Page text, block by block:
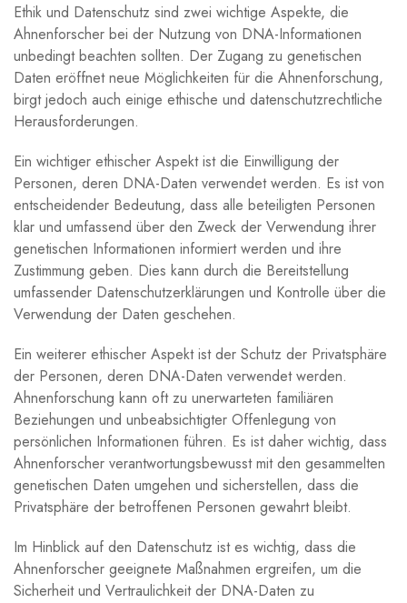
Ethik und Datenschutz sind zwei wichtige Aspekte, die
Ahnenforscher bei der Nutzung von DNA-Informationen
unbedingt beachten sollten. Der Zugang zu genetischen
Daten eröffnet neue Möglichkeiten für die Ahnenforschung,
birgt jedoch auch einige ethische und datenschutzrechtliche
Herausforderungen.
Ein wichtiger ethischer Aspekt ist die Einwilligung der
Personen, deren DNA-Daten verwendet werden. Es ist von
entscheidender Bedeutung, dass alle beteiligten Personen
klar und umfassend über den Zweck der Verwendung ihrer
genetischen Informationen informiert werden und ihre
Zustimmung geben. Dies kann durch die Bereitstellung
umfassender Datenschutzerklärungen und Kontrolle über die
Verwendung der Daten geschehen.
Ein weiterer ethischer Aspekt ist der Schutz der Privatsphäre
der Personen, deren DNA-Daten verwendet werden.
Ahnenforschung kann oft zu unerwarteten familiären
Beziehungen und unbeabsichtigter Offenlegung von
persönlichen Informationen führen. Es ist daher wichtig, dass
Ahnenforscher verantwortungsbewusst mit den gesammelten
genetischen Daten umgehen und sicherstellen, dass die
Privatsphäre der betroffenen Personen gewahrt bleibt.
Im Hinblick auf den Datenschutz ist es wichtig, dass die
Ahnenforscher geeignete Maßnahmen ergreifen, um die
Sicherheit und Vertraulichkeit der DNA-Daten zu